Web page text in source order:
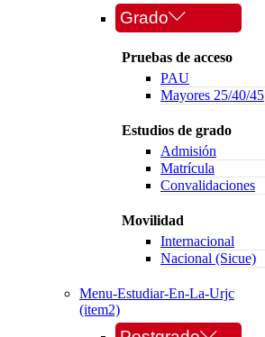
Grado
Pruebas de acceso
PAU
Mayores 25/40/45
Estudios de grado
Admisión
Matrícula
Convalidaciones
Movilidad
Internacional
Nacional (Sicue)
Menu-Estudiar-En-La-Urjc
(item2)